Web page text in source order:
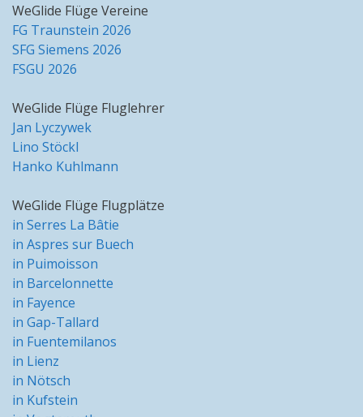
WeGlide Flüge Vereine
FG Traunstein 2026
SFG Siemens 2026
FSGU 2026
WeGlide Flüge Fluglehrer
Jan Lyczywek
Lino Stöckl
Hanko Kuhlmann
WeGlide Flüge Flugplätze
in Serres La Bâtie
in Aspres sur Buech
in Puimoisson
in Barcelonnette
in Fayence
in Gap-Tallard
in Fuentemilanos
in Lienz
in Nötsch
in Kufstein